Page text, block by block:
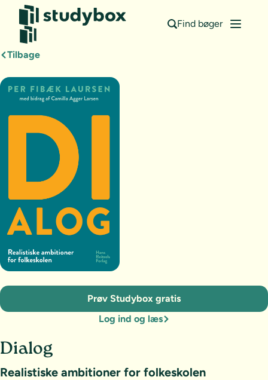
Find bøger
Tilbage
Dialog
Realistiske ambitioner for folkeskolen
Prøv Studybox gratis
Log ind og læs